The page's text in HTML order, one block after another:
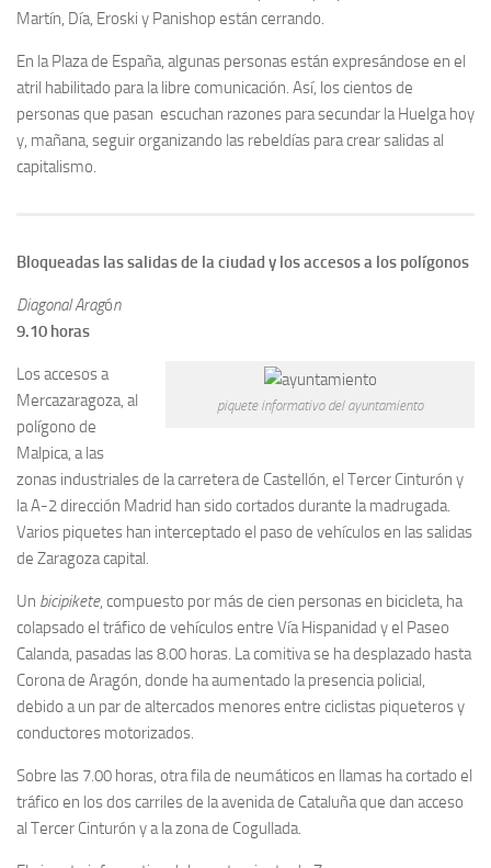
Martín, Día, Eroski y Panishop están cerrando.
En la Plaza de España, algunas personas están expresándose en el
atril habilitado para la libre comunicación. Así, los cientos de
personas que pasan escuchan razones para secundar la Huelga hoy
y, mañana, seguir organizando las rebeldías para crear salidas al
capitalismo.
Bloqueadas las salidas de la ciudad y los accesos a los polígonos
Diagonal Aragón
9.10 horas
piquete informativo del ayuntamiento
Los accesos a
Mercazaragoza, al
polígono de
Malpica, a las
zonas industriales de la carretera de Castellón, el Tercer Cinturón y
la A-2 dirección Madrid han sido cortados durante la madrugada.
Varios piquetes han interceptado el paso de vehículos en las salidas
de Zaragoza capital.
Un bicipikete, compuesto por más de cien personas en bicicleta, ha
colapsado el tráfico de vehículos entre Vía Hispanidad y el Paseo
Calanda, pasadas las 8.00 horas. La comitiva se ha desplazado hasta
Corona de Aragón, donde ha aumentado la presencia policial,
debido a un par de altercados menores entre ciclistas piqueteros y
conductores motorizados.
Sobre las 7.00 horas, otra fila de neumáticos en llamas ha cortado el
tráfico en los dos carriles de la avenida de Cataluña que dan acceso
al Tercer Cinturón y a la zona de Cogullada.